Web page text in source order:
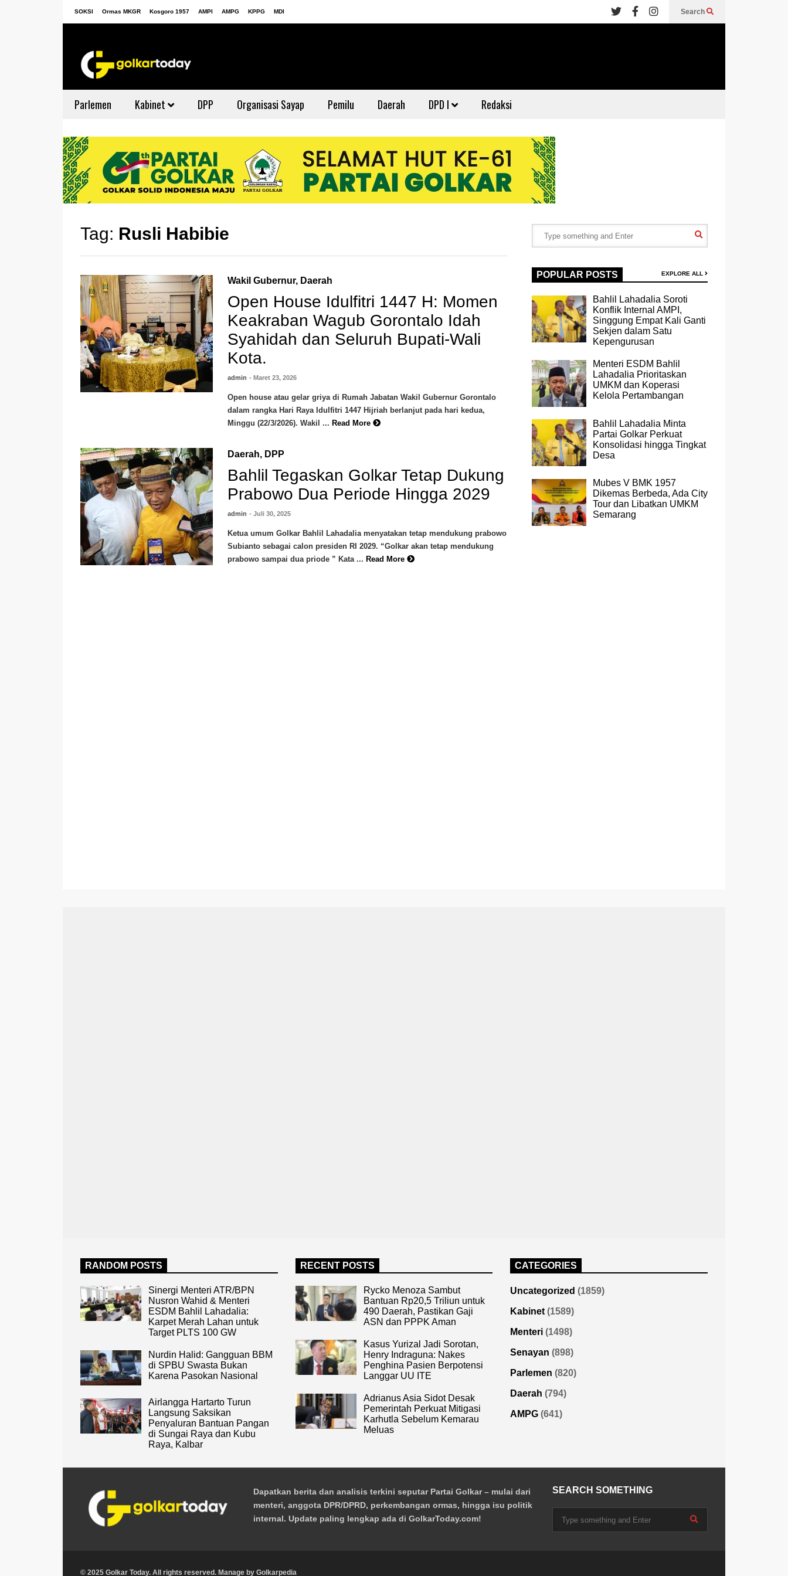
SOKSI Ormas MKGR Kosgoro 1957 AMPI AMPG KPPG MDI Search
Parlemen Kabinet DPP Organisasi Sayap Pemilu Daerah DPD I Redaksi
Tag: Rusli Habibie
Wakil Gubernur, Daerah
Open House Idulfitri 1447 H: Momen
Keakraban Wagub Gorontalo Idah
Syahidah dan Seluruh Bupati-Wali
Kota.
admin - Maret 23, 2026
Open house atau gelar griya di Rumah Jabatan Wakil Gubernur Gorontalo
dalam rangka Hari Raya Idulfitri 1447 Hijriah berlanjut pada hari kedua,
Minggu (22/3/2026). Wakil ... Read More
Daerah, DPP
Bahlil Tegaskan Golkar Tetap Dukung
Prabowo Dua Periode Hingga 2029
admin - Juli 30, 2025
Ketua umum Golkar Bahlil Lahadalia menyatakan tetap mendukung prabowo
Subianto sebagai calon presiden RI 2029. “Golkar akan tetap mendukung
prabowo sampai dua priode ” Kata ... Read More
POPULAR POSTS EXPLORE ALL
Bahlil Lahadalia Soroti
Konflik Internal AMPI,
Singgung Empat Kali Ganti
Sekjen dalam Satu
Kepengurusan
Menteri ESDM Bahlil
Lahadalia Prioritaskan
UMKM dan Koperasi
Kelola Pertambangan
Bahlil Lahadalia Minta
Partai Golkar Perkuat
Konsolidasi hingga Tingkat
Desa
Mubes V BMK 1957
Dikemas Berbeda, Ada City
Tour dan Libatkan UMKM
Semarang
RANDOM POSTS
Sinergi Menteri ATR/BPN
Nusron Wahid & Menteri
ESDM Bahlil Lahadalia:
Karpet Merah Lahan untuk
Target PLTS 100 GW
Nurdin Halid: Gangguan BBM
di SPBU Swasta Bukan
Karena Pasokan Nasional
Airlangga Hartarto Turun
Langsung Saksikan
Penyaluran Bantuan Pangan
di Sungai Raya dan Kubu
Raya, Kalbar
RECENT POSTS
Rycko Menoza Sambut
Bantuan Rp20,5 Triliun untuk
490 Daerah, Pastikan Gaji
ASN dan PPPK Aman
Kasus Yurizal Jadi Sorotan,
Henry Indraguna: Nakes
Penghina Pasien Berpotensi
Langgar UU ITE
Adrianus Asia Sidot Desak
Pemerintah Perkuat Mitigasi
Karhutla Sebelum Kemarau
Meluas
CATEGORIES
Uncategorized (1859)
Kabinet (1589)
Menteri (1498)
Senayan (898)
Parlemen (820)
Daerah (794)
AMPG (641)
Dapatkan berita dan analisis terkini seputar Partai Golkar – mulai dari
menteri, anggota DPR/DPRD, perkembangan ormas, hingga isu politik
internal. Update paling lengkap ada di GolkarToday.com!
SEARCH SOMETHING
© 2025 Golkar Today. All rights reserved. Manage by Golkarpedia